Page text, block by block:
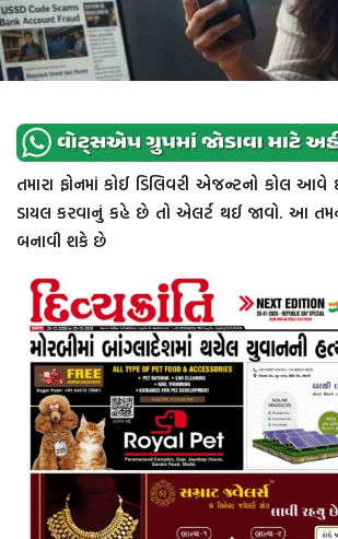
તમારા ફોનમાં કોઈ ડિલિવરી એજન્ટનો કોલ
ડાયલ કરવાનું કહે છે તો એલર્ટ થઈ જાવો. આ
બનાવી શકે છે